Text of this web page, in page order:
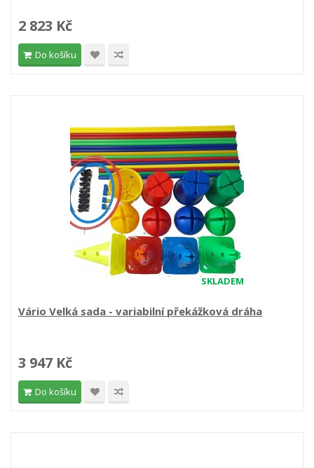
2 823 Kč
Do košíku
SKLADEM
Vário Velká sada - variabilní překážková dráha
3 947 Kč
Do košíku